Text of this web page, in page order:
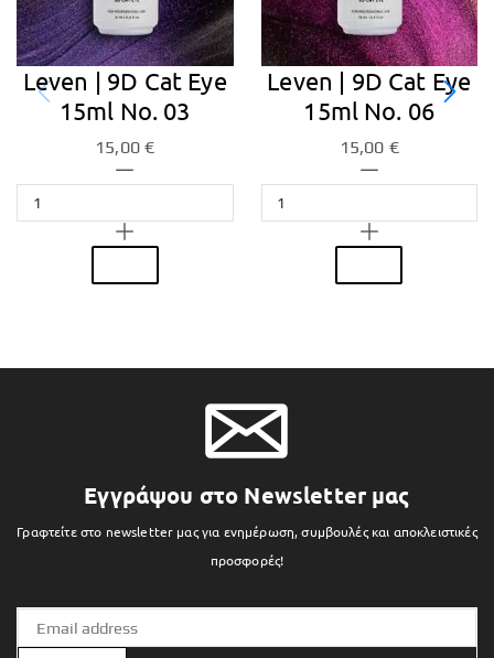
Leven | 9D Cat Eye
15ml No. 03
15,00€
Leven | 9D Cat Eye
15ml No. 06
15,00 €
Εγγράψου στο Newsletter μας
Γραφτείτε στο newsletter μας για ενημέρωση, συμβουλές και αποκλειστικές
προσφορές!